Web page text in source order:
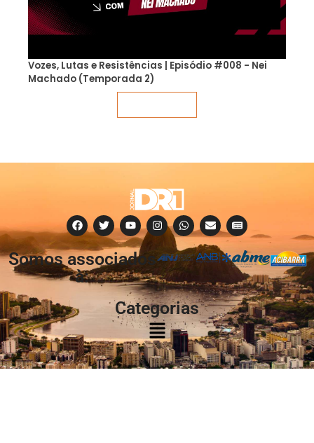
Vozes, Lutas e Resistências | Episódio #008 - Nei
Machado (Temporada 2)
Somos associados
à:
Categorias